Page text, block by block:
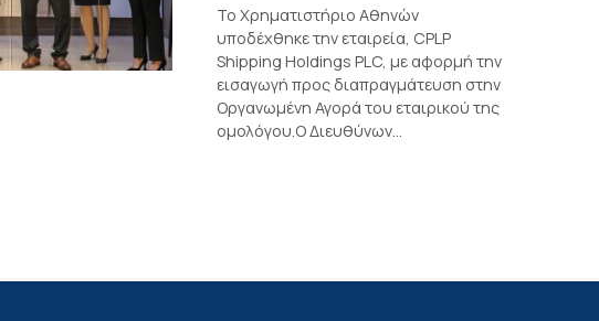
Το Χρηματιστήριο Αθηνών
υποδέχθηκε την εταιρεία, CPLP
Shipping Holdings PLC, με αφορμή την
εισαγωγή προς διαπραγμάτευση στην
Οργανωμένη Αγορά του εταιρικού της
ομολόγου.O Διευθύνων...